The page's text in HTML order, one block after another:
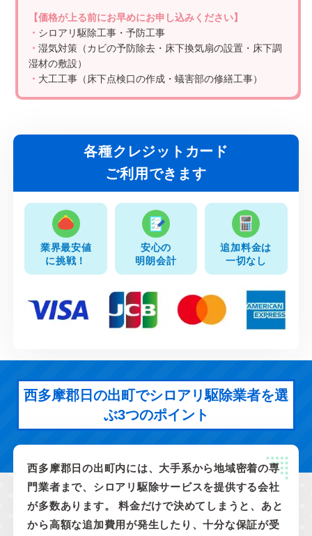
【価格が上る前にお早めにお申し込みください】
・ シロアリ駆除工事・予防工事
・湿気対策（カビの予防除去・床下換気扇の設置・床下調
湿材の敷設）
・ 大工工事（床下点検口の作成・蟻害部の修繕工事）
各種クレジットカード
ご利用できます
業界最安値
に挑戦！
安心の
明朗会計
追加料金は
一切なし
西多摩郡日の出町でシロアリ駆除業者を選
ぶ3つのポイント
西多摩郡日の出町内には、大手系から地域密着の専
門業者まで、シロアリ駆除サービスを提供する会社
が多数あります。 料金だけで決めてしまうと、あと
から高額な追加費用が発生したり、十分な保証が受